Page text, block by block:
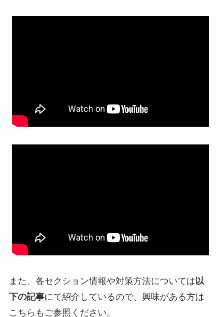
また、各セクション情報や対策方法については 以
下の記事にて紹介しているので、興味がある方は
こちらもご参照ください。